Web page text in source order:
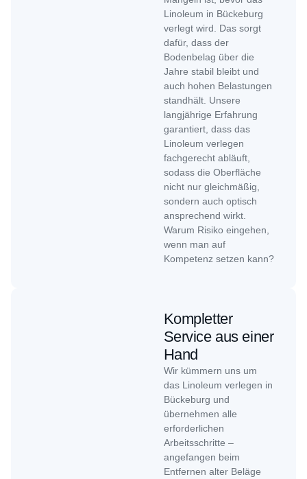
Linoleum in Bückeburg
verlegt wird. Das sorgt
dafür, dass der
Bodenbelag über die
Jahre stabil bleibt und
auch hohen Belastungen
standhält. Unsere
langjährige Erfahrung
garantiert, dass das
Linoleum verlegen
fachgerecht abläuft,
sodass die Oberfläche
nicht nur gleichmäßig,
sondern auch optisch
ansprechend wirkt.
Warum Risiko eingehen,
wenn man auf
Kompetenz setzen kann?
Kompletter
Service aus einer
Hand
Wir kümmern uns um
das Linoleum verlegen in
Bückeburg und
übernehmen alle
erforderlichen
Arbeitsschritte –
angefangen beim
Entfernen alter Beläge